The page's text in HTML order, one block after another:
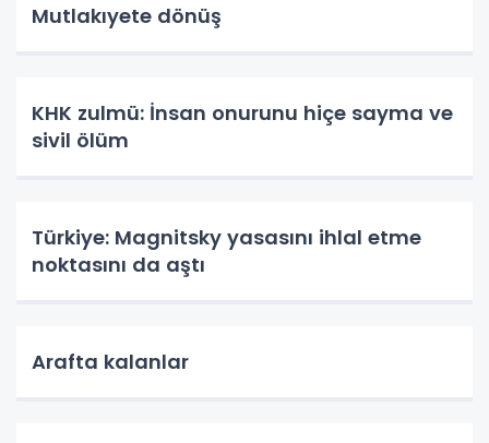
Mutlakıyete dönüş
KHK zulmü: İnsan onurunu hiçe sayma ve
sivil ölüm
Türkiye: Magnitsky yasasını ihlal etme
noktasını da aştı
Arafta kalanlar